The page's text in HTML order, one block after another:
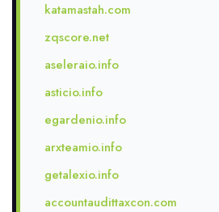
katamastah.com
zqscore.net
aseleraio.info
asticio.info
egardenio.info
arxteamio.info
getalexio.info
accountaudittaxcon.com